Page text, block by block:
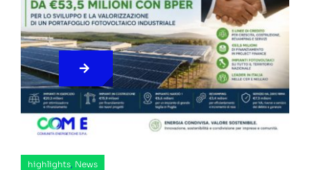
highlights, News